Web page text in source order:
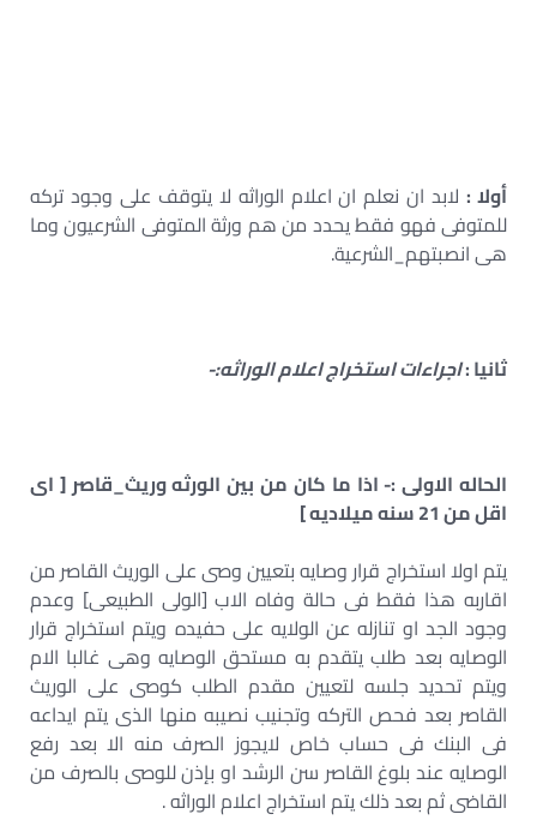
أولا :لابد ان نعلم ان اعلام الوراثه لا يتوقف على وجود تركه
للمتوفى فهو فقط يحدد من هم ورثة المتوفى الشرعيون وما
هى انصبتهم_الشرعية.
ثانيا :اجراءات استخراج اعلام الوراثه:-
الحاله الاولى :- اذا ما كان من بين الورثه وريث_قاصر [ اى
اقل من 21 سنه ميلاديه ]
يتم اولا استخراج قرار وصايه بتعيين وصى على الوريث القاصر من
اقاربه هذا فقط فى حالة وفاه الاب [الولى الطبيعى] وعدم
وجود الجد او تنازله عن الولايه على حفيده ويتم استخراج قرار
الوصايه بعد طلب يتقدم به مستحق الوصايه وهى غالبا الام
ويتم تحديد جلسه لتعيين مقدم الطلب كوصى على الوريث
القاصر بعد فحص التركه وتجنيب نصيبه منها الذى يتم ايداعه
فى البنك فى حساب خاص لايجوز الصرف منه الا بعد رفع
الوصايه عند بلوغ القاصر سن الرشد او بإذن للوصى بالصرف من
القاضى ثم بعد ذلك يتم استخراج اعلام الوراثه .